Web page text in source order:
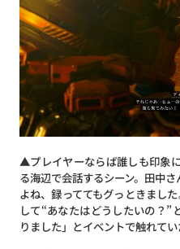
▲プレイヤーならば誰しも印象
る海辺で会話するシーン。田中
よね、録っててもグっときまし
して“あなたはどうしたいの？”
りました」とイベントで触れてい